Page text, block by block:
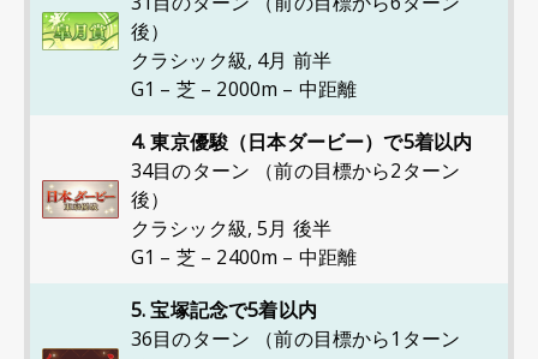
後）
クラシック級, 4月 前半
G1 – 芝 – 2000m – 中距離
4. 東京優駿（日本ダービー）で5着以内
34目のターン （前の目標から2ターン
後）
クラシック級, 5月 後半
G1 – 芝 – 2400m – 中距離
5. 宝塚記念で5着以内
36目のターン （前の目標から1ターン